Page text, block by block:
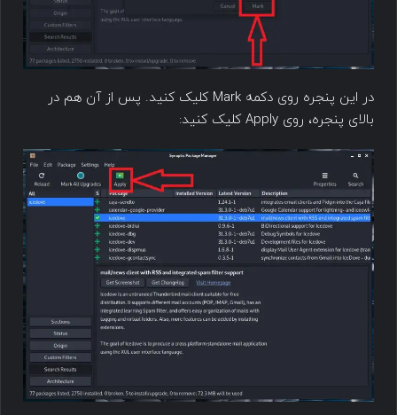
در این پنجره روی دکمه Mark کلیک کنید. پس از آن هم در
بالای پنجره، روی Apply کلیک کنید: